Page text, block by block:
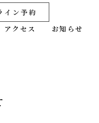
イン予約
アクセス お知らせ